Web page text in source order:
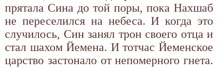
прятала Сина до той поры, пока Нахшаб
не переселился на небеса. И когда это
случилось, Син занял трон своего отца и
стал шахом Йемена. И тотчас Йеменское
царство застонало от непомерного гнета.